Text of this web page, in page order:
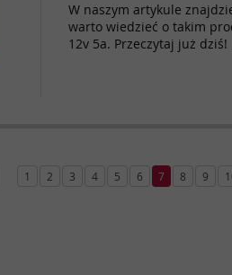
W naszym artykule
warto wiedzieć o takim
12v 5a. Przeczytaj już dziś!
1 2 3 4 5 6 7 8 9